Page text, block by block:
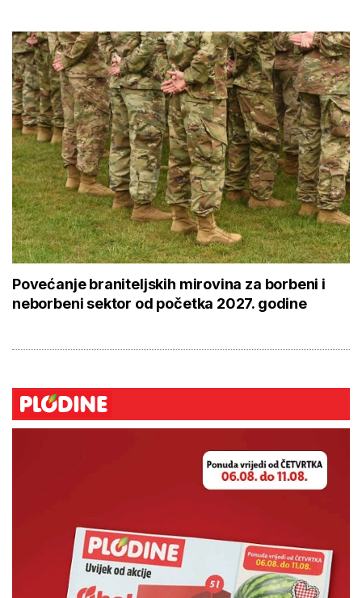
Povećanje braniteljskih mirovina za borbeni i
neborbeni sektor od početka 2027. godine